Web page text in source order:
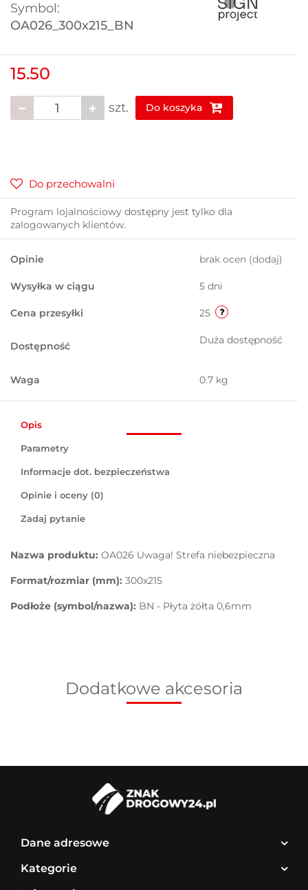
Symbol:
OA026_300x215_BN
15.50
szt. Do koszyka
Do przechowalni
Program lojalnościowy dostępny jest tylko dla
zalogowanych klientów.
Opinie brak ocen (dodaj)
Wysyłka w ciągu 5 dni
Cena przesyłki 25
Dostępność Duża dostępność
Waga 0.7 kg
Opis
Parametry
Informacje dot. bezpieczeństwa
Opinie i oceny (0)
Zadaj pytanie
Nazwa produktu: OA026 Uwaga! Strefa niebezpieczna
Format/rozmiar (mm): 300x215
Podłoże (symbol/nazwa): BN - Płyta żółta 0,6mm
Dodatkowe akcesoria
Dane adresowe
Kategorie